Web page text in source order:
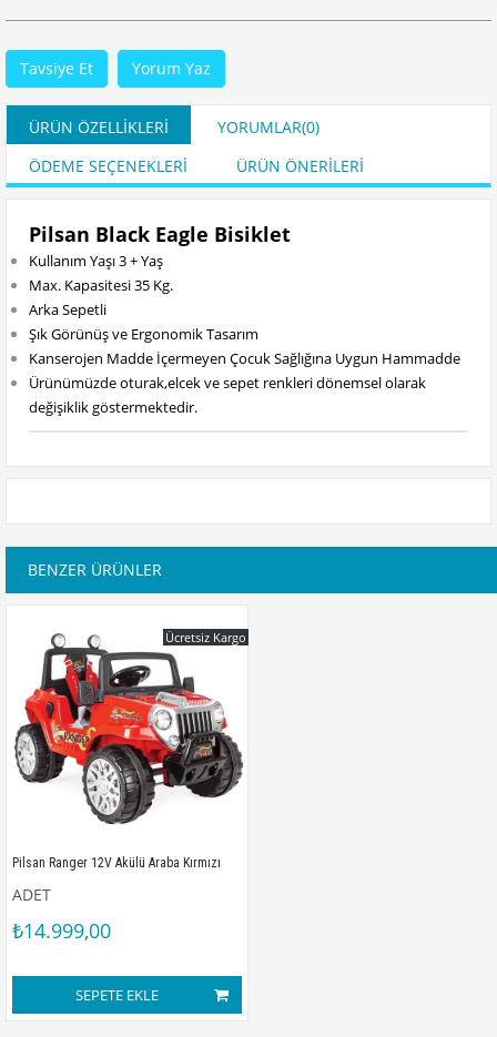
Tavsiye Et Yorum Yaz
ÜRÜN ÖZELLIKLERI YORUMLAR(0)
ÖDEME SEÇENEKLERI
ÜRÜN ÖNERILERI
Pilsan Black Eagle Bisiklet
Kullanım Yaşı 3 + Yaş
Max. Kapasitesi 35 Kg.
Arka Sepetli
Şık Görünüş ve Ergonomik Tasarım
Kanserojen Madde İçermeyen Çocuk Sağlığına Uygun Hammadde
Ürünümüzde oturak,elcek ve sepet renkleri dönemsel olarak
değişiklik göstermektedir.
BENZER ÜRÜNLER
Pilsan Ranger 12V Akülü Araba Kırmızı
ADET
₺14.999,00
SEPETE EKLE
Ücretsiz Kargo